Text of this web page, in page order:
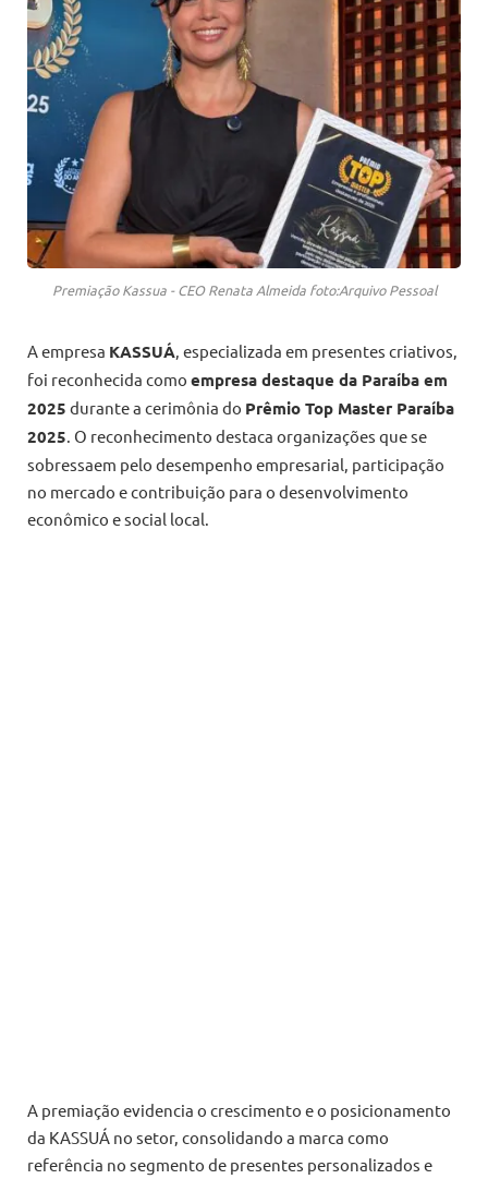
Premiação Kassua - CEO Renata Almeida foto:Arquivo Pessoal
A empresa KASSUÁ, especializada em presentes criativos,
foi reconhecida como empresa destaque da Paraíba em
2025 durante a cerimônia do Prêmio Top Master Paraíba
2025. O reconhecimento destaca organizações que se
sobressaem pelo desempenho empresarial, participação
no mercado e contribuição para o desenvolvimento
econômico e social local.
A premiação evidencia o crescimento e o posicionamento
da KASSUÁ no setor, consolidando a marca como
referência no segmento de presentes personalizados e